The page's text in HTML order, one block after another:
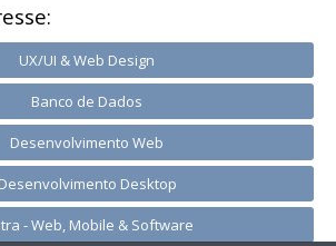
UX/UI & Web Design
Banco de Dados
Desenvolvimento Web
Desenvolvimento Desktop
- Web, Mobile & Software